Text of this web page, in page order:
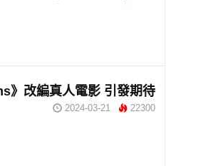
》改編真人電影 引發期待
2024-03-21 22300